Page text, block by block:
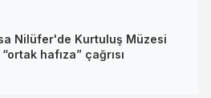
Nilüfer'de Kurtuluş Müzesi
hafıza” çağrısı